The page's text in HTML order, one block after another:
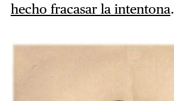
hecho fracasar la intentona.